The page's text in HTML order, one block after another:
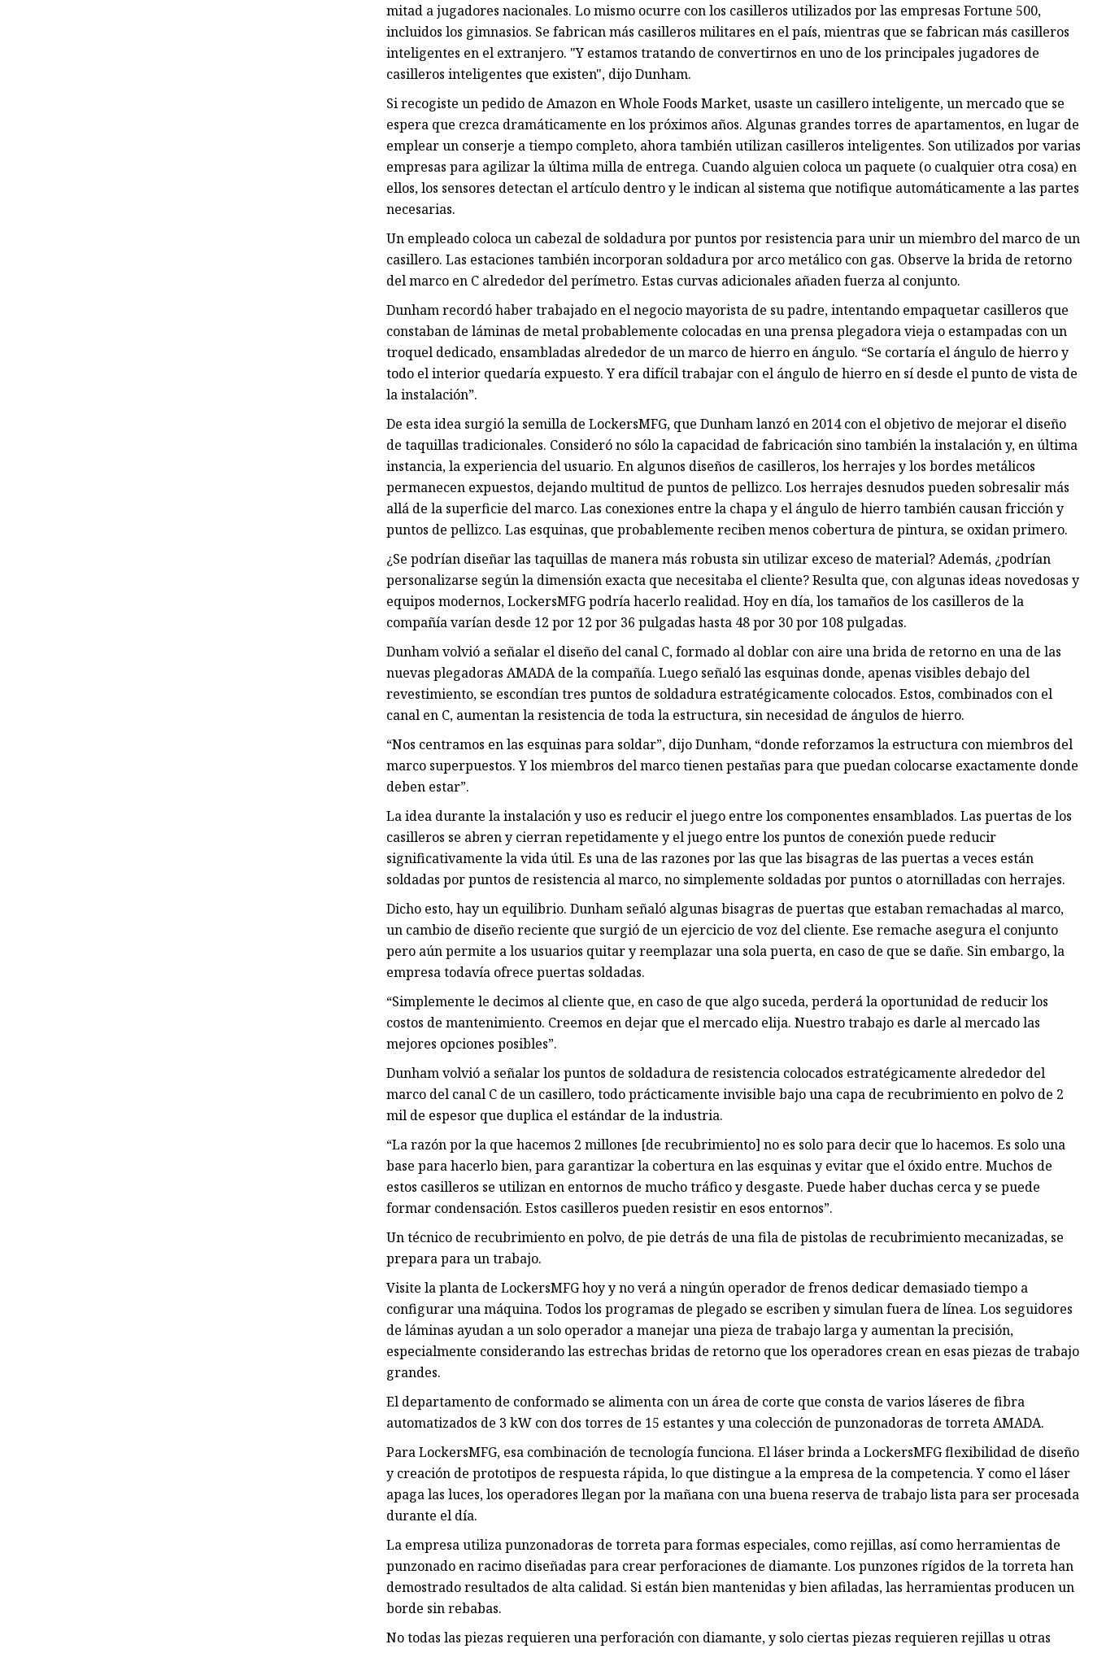
mitad a jugadores nacionales. Lo mismo ocurre con los casilleros utilizados por las empresas Fortune 500,
incluidos los gimnasios. Se fabrican más casilleros militares en el país, mientras que se fabrican más casilleros
inteligentes en el extranjero. "Y estamos tratando de convertirnos en uno de los principales jugadores de
casilleros inteligentes que existen", dijo Dunham.
Si recogiste un pedido de Amazon en Whole Foods Market, usaste un casillero inteligente, un mercado que se
espera que crezca dramáticamente en los próximos años. Algunas grandes torres de apartamentos, en lugar de
emplear un conserje a tiempo completo, ahora también utilizan casilleros inteligentes. Son utilizados por varias
empresas para agilizar la última milla de entrega. Cuando alguien coloca un paquete (o cualquier otra cosa) en
ellos, los sensores detectan el artículo dentro y le indican al sistema que notifique automáticamente a las partes
necesarias.
Un empleado coloca un cabezal de soldadura por puntos por resistencia para unir un miembro del marco de un
casillero. Las estaciones también incorporan soldadura por arco metálico con gas. Observe la brida de retorno
del marco en C alrededor del perímetro. Estas curvas adicionales añaden fuerza al conjunto.
Dunham recordó haber trabajado en el negocio mayorista de su padre, intentando empaquetar casilleros que
constaban de láminas de metal probablemente colocadas en una prensa plegadora vieja o estampadas con un
troquel dedicado, ensambladas alrededor de un marco de hierro en ángulo. “Se cortaría el ángulo de hierro y
todo el interior quedaría expuesto. Y era difícil trabajar con el ángulo de hierro en sí desde el punto de vista de
la instalación”.
De esta idea surgió la semilla de LockersMFG, que Dunham lanzó en 2014 con el objetivo de mejorar el diseño
de taquillas tradicionales. Consideró no sólo la capacidad de fabricación sino también la instalación y, en última
instancia, la experiencia del usuario. En algunos diseños de casilleros, los herrajes y los bordes metálicos
permanecen expuestos, dejando multitud de puntos de pellizco. Los herrajes desnudos pueden sobresalir más
allá de la superficie del marco. Las conexiones entre la chapa y el ángulo de hierro también causan fricción y
puntos de pellizco. Las esquinas, que probablemente reciben menos cobertura de pintura, se oxidan primero.
¿Se podrían diseñar las taquillas de manera más robusta sin utilizar exceso de material? Además, ¿podrían
personalizarse según la dimensión exacta que necesitaba el cliente? Resulta que, con algunas ideas novedosas y
equipos modernos, LockersMFG podría hacerlo realidad. Hoy en día, los tamaños de los casilleros de la
compañía varían desde 12 por 12 por 36 pulgadas hasta 48 por 30 por 108 pulgadas.
Dunham volvió a señalar el diseño del canal C, formado al doblar con aire una brida de retorno en una de las
nuevas plegadoras AMADA de la compañía. Luego señaló las esquinas donde, apenas visibles debajo del
revestimiento, se escondían tres puntos de soldadura estratégicamente colocados. Estos, combinados con el
canal en C, aumentan la resistencia de toda la estructura, sin necesidad de ángulos de hierro.
“Nos centramos en las esquinas para soldar”, dijo Dunham, “donde reforzamos la estructura con miembros del
marco superpuestos. Y los miembros del marco tienen pestañas para que puedan colocarse exactamente donde
deben estar”.
La idea durante la instalación y uso es reducir el juego entre los componentes ensamblados. Las puertas de los
casilleros se abren y cierran repetidamente y el juego entre los puntos de conexión puede reducir
significativamente la vida útil. Es una de las razones por las que las bisagras de las puertas a veces están
soldadas por puntos de resistencia al marco, no simplemente soldadas por puntos o atornilladas con herrajes.
Dicho esto, hay un equilibrio. Dunham señaló algunas bisagras de puertas que estaban remachadas al marco,
un cambio de diseño reciente que surgió de un ejercicio de voz del cliente. Ese remache asegura el conjunto
pero aún permite a los usuarios quitar y reemplazar una sola puerta, en caso de que se dañe. Sin embargo, la
empresa todavía ofrece puertas soldadas.
“Simplemente le decimos al cliente que, en caso de que algo suceda, perderá la oportunidad de reducir los
costos de mantenimiento. Creemos en dejar que el mercado elija. Nuestro trabajo es darle al mercado las
mejores opciones posibles”.
Dunham volvió a señalar los puntos de soldadura de resistencia colocados estratégicamente alrededor del
marco del canal C de un casillero, todo prácticamente invisible bajo una capa de recubrimiento en polvo de 2
mil de espesor que duplica el estándar de la industria.
“La razón por la que hacemos 2 millones [de recubrimiento] no es solo para decir que lo hacemos. Es solo una
base para hacerlo bien, para garantizar la cobertura en las esquinas y evitar que el óxido entre. Muchos de
estos casilleros se utilizan en entornos de mucho tráfico y desgaste. Puede haber duchas cerca y se puede
formar condensación. Estos casilleros pueden resistir en esos entornos”.
Un técnico de recubrimiento en polvo, de pie detrás de una fila de pistolas de recubrimiento mecanizadas, se
prepara para un trabajo.
Visite la planta de LockersMFG hoy y no verá a ningún operador de frenos dedicar demasiado tiempo a
configurar una máquina. Todos los programas de plegado se escriben y simulan fuera de línea. Los seguidores
de láminas ayudan a un solo operador a manejar una pieza de trabajo larga y aumentan la precisión,
especialmente considerando las estrechas bridas de retorno que los operadores crean en esas piezas de trabajo
grandes.
El departamento de conformado se alimenta con un área de corte que consta de varios láseres de fibra
automatizados de 3 kW con dos torres de 15 estantes y una colección de punzonadoras de torreta AMADA.
Para LockersMFG, esa combinación de tecnología funciona. El láser brinda a LockersMFG flexibilidad de diseño
y creación de prototipos de respuesta rápida, lo que distingue a la empresa de la competencia. Y como el láser
apaga las luces, los operadores llegan por la mañana con una buena reserva de trabajo lista para ser procesada
durante el día.
La empresa utiliza punzonadoras de torreta para formas especiales, como rejillas, así como herramientas de
punzonado en racimo diseñadas para crear perforaciones de diamante. Los punzones rígidos de la torreta han
demostrado resultados de alta calidad. Si están bien mantenidas y bien afiladas, las herramientas producen un
borde sin rebabas.
No todas las piezas requieren una perforación con diamante, y solo ciertas piezas requieren rejillas u otras